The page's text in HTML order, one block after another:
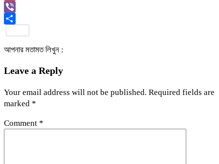
Link
Gmail
Viber
আপনার মতামত লিখুন :
Leave a Reply
Your email address will not be published. Required fields are
marked *
Comment *